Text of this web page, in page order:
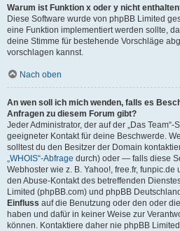
Warum ist Funktion x oder y nicht
Diese Software wurde von phpBB Limited
eine Funktion implementiert werden sollte,
deine Stimme für bestehende Vorschläge
vorschlagen kannst.
Nach oben
An wen soll ich mich wenden, falls es
Anfragen zu diesem Forum gibt?
Jeder Administrator, der auf der „Das Team“-
geeigneter Kontakt für deine Beschwerde.
solltest du den Besitzer der Domain
„WHOIS“-Abfrage durch) oder — falls diese
Webhoster wie z. B. Yahoo!, free.fr,
den Abuse-Kontakt des betreffenden
Limited (phpBB.com) und phpBB
Einfluss auf die Benutzung oder den oder
haben und dafür in keiner Weise zur
können. Kontaktiere daher nie phpBB